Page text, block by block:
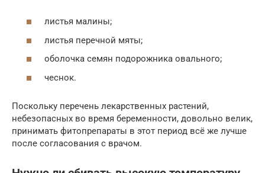
листья малины;
листья перечной мяты;
оболочка семян подорожника овального;
чеснок.
Поскольку перечень лекарственных растений,
небезопасных во время беременности, довольно велик,
принимать фитопрепараты в этот период всё же лучше
после согласования с врачом.